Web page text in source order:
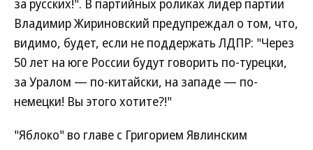
за русских!". В партийных роликах лидер партии
Владимир Жириновский предупреждал о том, что,
видимо, будет, если не поддержать ЛДПР: "Через
50 лет на юге России будут говорить по-турецки,
за Уралом — по-китайски, на западе — по-
немецки! Вы этого хотите?!"
"Яблоко" во главе с Григорием Явлинским